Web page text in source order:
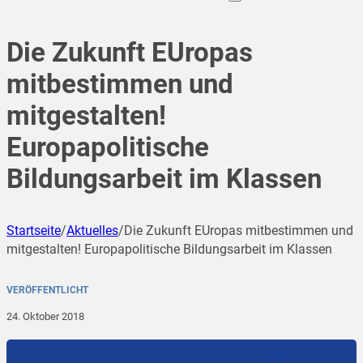
Die Zukunft EUropas
mitbestimmen und
mitgestalten!
Europapolitische
Bildungsarbeit im Klassen
Startseite/Aktuelles/Die Zukunft EUropas mitbestimmen und
mitgestalten! Europapolitische Bildungsarbeit im Klassen
VERÖFFENTLICHT
24. Oktober 2018